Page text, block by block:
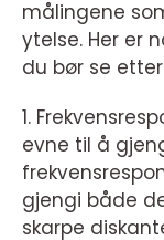
målingene
ytelse. Her er
du bør se
1.
evne til å
gjengi både
skarpe